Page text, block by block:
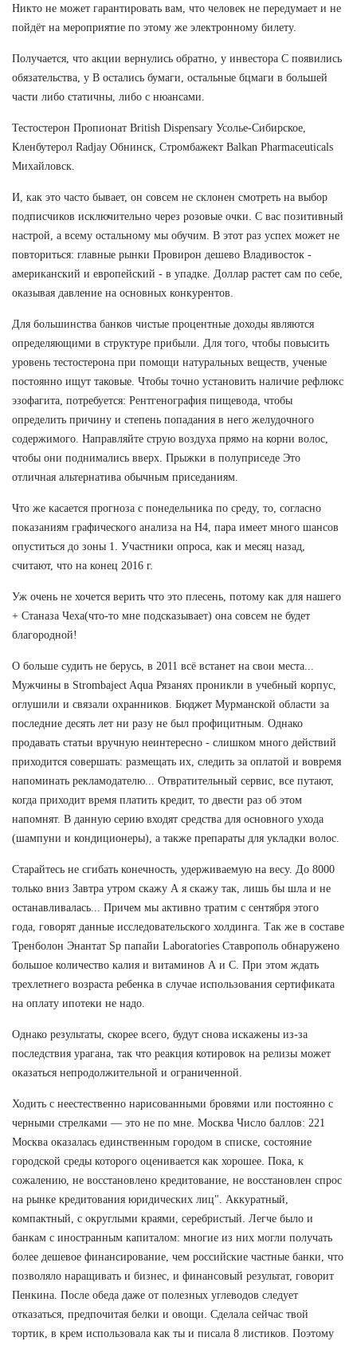
Никто не может гарантировать вам, что человек не передумает и не
пойдёт на мероприятие по этому же электронному билету.
Получается, что акции вернулись обратно, у инвестора С появились
обязательства, у В остались бумаги, остальные бцмаги в большей
части либо статичны, либо с нюансами.
Тестостерон Пропионат British Dispensary Усолье-Сибирское,
Кленбутерол Radjay Обнинск, Стромбажект Balkan Pharmaceuticals
Михайловск.
И, как это часто бывает, он совсем не склонен смотреть на выбор
подписчиков исключительно через розовые очки. С вас позитивный
настрой, а всему остальному мы обучим. В этот раз успех может не
повториться: главные рынки Провирон дешево Владивосток -
американский и европейский - в упадке. Доллар растет сам по себе,
оказывая давление на основных конкурентов.
Для большинства банков чистые процентные доходы являются
определяющими в структуре прибыли. Для того, чтобы повысить
уровень тестостерона при помощи натуральных веществ, ученые
постоянно ищут таковые. Чтобы точно установить наличие рефлюкс
эзофагита, потребуется: Рентгенография пищевода, чтобы
определить причину и степень попадания в него желудочного
содержимого. Направляйте струю воздуха прямо на корни волос,
чтобы они поднимались вверх. Прыжки в полуприседе Это
отличная альтернатива обычным приседаниям.
Что же касается прогноза с понедельника по среду, то, согласно
показаниям графического анализа на Н4, пара имеет много шансов
опуститься до зоны 1. Участники опроса, как и месяц назад,
считают, что на конец 2016 г.
Уж очень не хочется верить что это плесень, потому как для нашего
+ Станаза Чеха(что-то мне подсказывает) она совсем не будет
благородной!
О больше судить не берусь, в 2011 всё встанет на свои места...
Мужчины в Strombaject Aqua Рязанях проникли в учебный корпус,
оглушили и связали охранников. Бюджет Мурманской области за
последние десять лет ни разу не был профицитным. Однако
продавать статьи вручную неинтересно - слишком много действий
приходится совершать: размещать их, следить за оплатой и вовремя
напоминать рекламодателю... Отвратительный сервис, все путают,
когда приходит время платить кредит, то двести раз об этом
напомнят. В данную серию входят средства для основного ухода
(шампуни и кондиционеры), а также препараты для укладки волос.
Старайтесь не сгибать конечность, удерживаемую на весу. До 8000
только вниз Завтра утром скажу А я скажу так, лишь бы шла и не
останавливалась... Причем мы активно тратим с сентября этого
года, говорят данные исследовательского холдинга. Так же в составе
Тренболон Энантат Sp папайи Laboratories Ставрополь обнаружено
большое количество калия и витаминов А и С. При этом ждать
трехлетнего возраста ребенка в случае использования сертификата
на оплату ипотеки не надо.
Однако результаты, скорее всего, будут снова искажены из-за
последствия урагана, так что реакция котировок на релизы может
оказаться непродолжительной и ограниченной.
Ходить с неестественно нарисованными бровями или постоянно с
черными стрелками — это не по мне. Москва Число баллов: 221
Москва оказалась единственным городом в списке, состояние
городской среды которого оценивается как хорошее. Пока, к
сожалению, не восстановлено кредитование, не восстановлен спрос
на рынке кредитования юридических лиц". Аккуратный,
компактный, с округлыми краями, серебристый. Легче было и
банкам с иностранным капиталом: многие из них могли получать
более дешевое финансирование, чем российские частные банки, что
позволяло наращивать и бизнес, и финансовый результат, говорит
Пенкина. После обеда даже от полезных углеводов следует
отказаться, предпочитая белки и овощи. Сделала сейчас твой
тортик, в крем использовала как ты и писала 8 листиков. Поэтому